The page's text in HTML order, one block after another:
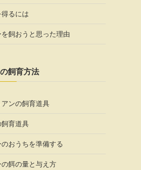
るには
飼おうと思った理由
飼育方法
ンの飼育道具
育道具
おうちを準備する
餌の量と与え方